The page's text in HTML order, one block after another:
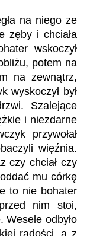
na niego ze
zęby i chciała
wskoczył
potem na
na zewnątrz,
wyskoczył był
Szalejące
i niezdarne
przywołał
więźnia.
czy chciał czy
mu córkę
to nie bohater
nim stoi,
Wesele odbyło
radości, a z